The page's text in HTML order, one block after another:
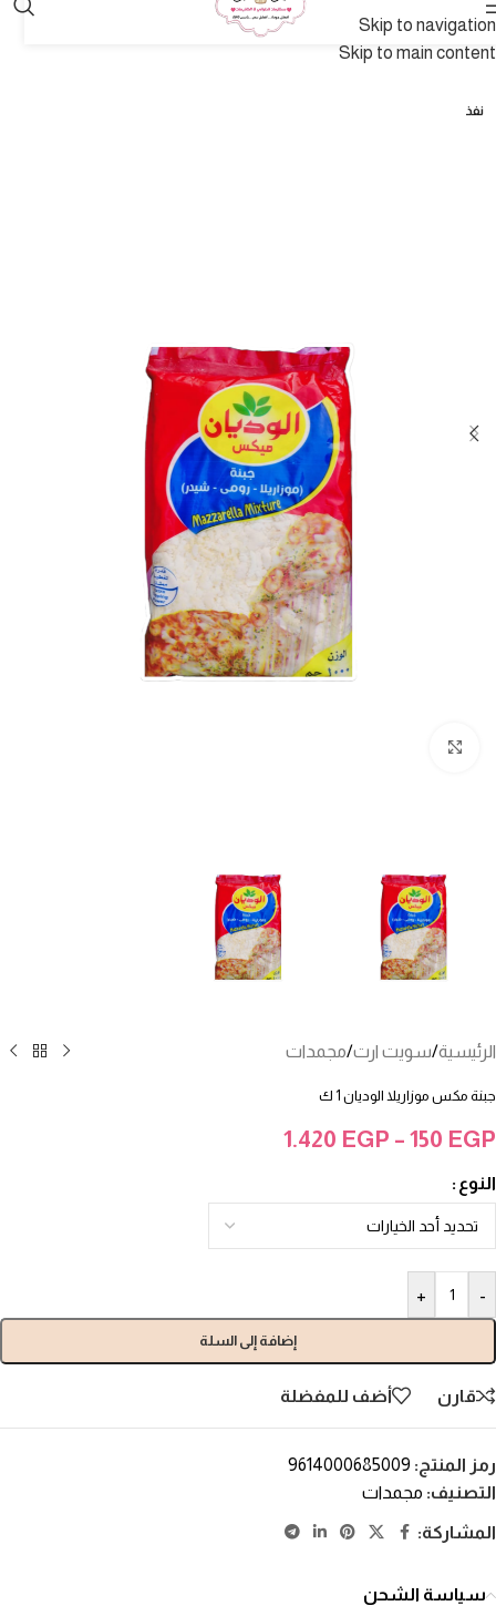
Skip to navigation
Skip to main content
نفذ
الرئيسية/سويت ارت/مجمدات
جبنة مكس موزاريلا الوديان 1 ك
150 EGP
–
1.420 EGP
النوع
-
+
إضافة إلى السلة
قارن أضف للمفضلة
رمز المنتج: 9614000685009
التصنيف: مجمدات
المشاركة:
سياسة الشحن